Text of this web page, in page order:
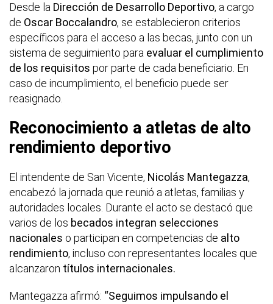
Desde la Dirección de Desarrollo Deportivo, a cargo
de Oscar Boccalandro, se establecieron criterios
específicos para el acceso a las becas, junto con un
sistema de seguimiento para evaluar el cumplimiento
de los requisitos por parte de cada beneficiario. En
caso de incumplimiento, el beneficio puede ser
reasignado.
Reconocimiento a atletas de alto
rendimiento deportivo
El intendente de San Vicente, Nicolás Mantegazza,
encabezó la jornada que reunió a atletas, familias y
autoridades locales. Durante el acto se destacó que
varios de los becados integran selecciones
nacionales o participan en competencias de alto
rendimiento, incluso con representantes locales que
alcanzaron títulos internacionales.
Mantegazza afirmó: “Seguimos impulsando el